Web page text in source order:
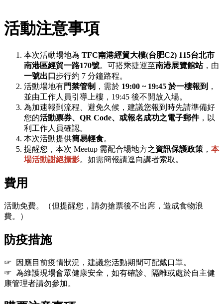
活動注意事項
本次活動場地為 TFC南港經貿大樓(台肥C2) 115台北市
南港區經貿一路170號。可搭乘捷運至南港展覽館站，由
一號出口 步行約 7 分鐘路程。
活動場地有門禁管制 ，需於 19:00 ~ 19:45 於一樓報到 ，
並由工作人員引導上樓，19:45 後不開放入場。
為加速報到流程、避免久候，建議您報到時先請準備好
您的活動票券、QR Code、或報名成功之電子郵件，以
利工作人員確認。
本次活動提供簡易輕食。
提醒您，本次 Meetup 需配合場地方之資訊保護政策 ， 本
場活動謝絕攝影。如需簡報請逕向講者索取。
費用
活動免費。（但提醒您，請勿搶票後不出席，造成食物浪
費。）
防疫措施
☞ 因應目前疫情狀況，建議您活動期間可配戴口罩。
☞ 為維護現場會眾健康安全，如有確診、隔離或處於自主健
康管理者請勿參加。